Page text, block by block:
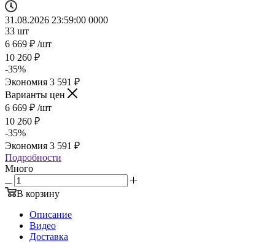
31.08.2026 23:59:00 0000
33 шт
6 669 ₽ /шт
10 260 ₽
-35%
Экономия 3 591 ₽
Варианты цен
6 669 ₽ /шт
10 260 ₽
-35%
Экономия 3 591 ₽
Подробности
Много
В корзину
Описание
Видео
Доставка